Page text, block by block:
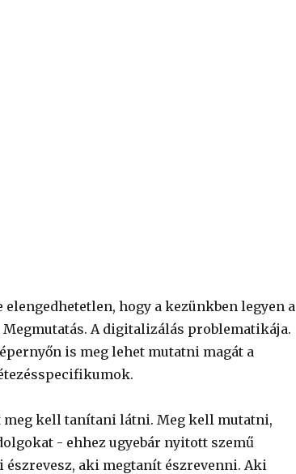
hogy a kezünkben legyen a
Megmutatás. A digitalizálás problematikája.
is meg lehet mutatni magát a
meg kell tanítani látni. Meg kell mutatni,
- ehhez ugyebár nyitott szemű
aki megtanít észrevenni. Aki